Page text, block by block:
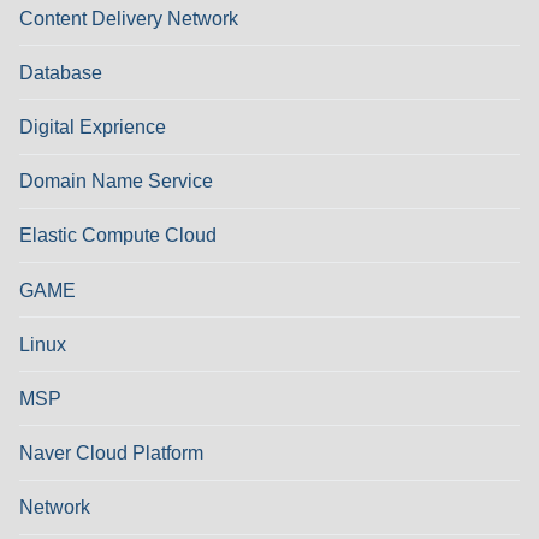
Content Delivery Network
Database
Digital Exprience
Domain Name Service
Elastic Compute Cloud
GAME
Linux
MSP
Naver Cloud Platform
Network